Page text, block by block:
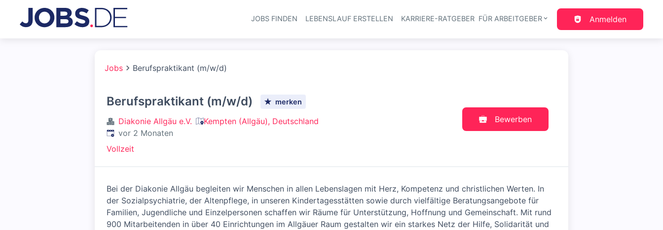
Haupt-Navigation
JOBS FINDEN LEBENSLAUF ERSTELLEN KARRIERE-RATGEBER FÜR ARBEITGEBER Anmelden
Jobs Berufspraktikant (m/w/d)
Berufspraktikant (m/w/d) merken
Diakonie Allgäu e.V.
Kempten (Allgäu), Deutschland
Veröffentlicht:
vor 2 Monaten
Vollzeit
Bewerben
Bei der Diakonie Allgäu begleiten wir Menschen in allen Lebenslagen mit Herz, Kompetenz und christlichen Werten. In
der Sozialpsychiatrie, der Altenpflege, in unseren Kindertagesstätten sowie durch vielfältige Beratungsangebote für
Familien, Jugendliche und Einzelpersonen schaffen wir Räume für Unterstützung, Hoffnung und Gemeinschaft. Mit rund
900 Mitarbeitenden in über 40 Einrichtungen im Allgäuer Raum gestalten wir ein starkes Netz der Hilfe, Solidarität und